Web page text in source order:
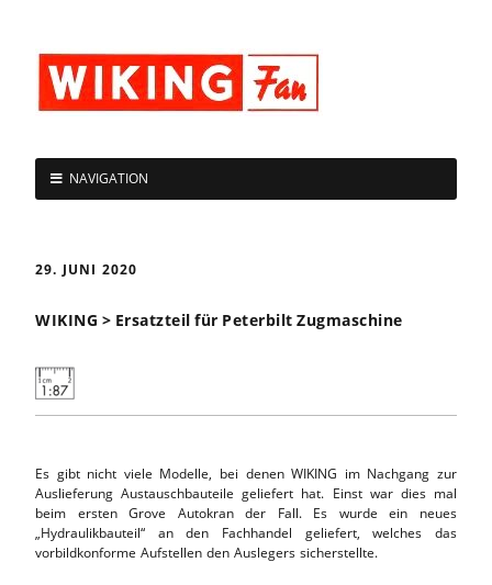
NAVIGATION
29. JUNI 2020
WIKING > Ersatzteil für Peterbilt Zugmaschine
Es gibt nicht viele Modelle, bei denen WIKING im Nachgang zur
Auslieferung Austauschbauteile geliefert hat. Einst war dies mal
beim ersten Grove Autokran der Fall. Es wurde ein neues
„Hydraulikbauteil“ an den Fachhandel geliefert, welches das
vorbildkonforme Aufstellen den Auslegers sicherstellte.